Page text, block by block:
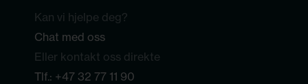
Kan vi hjelpe deg?
Chat med oss
Eller kontakt oss direkte
Tlf.: +47 32 77 11 90